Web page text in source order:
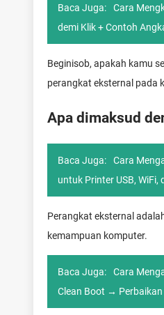
Baca Juga:
Cara
demi Klik + Contoh
Beginisob, apakah kamu
perangkat eksternal pada
Apa dimaksud
Baca Juga:
Cara
untuk Printer USB,
Perangkat eksternal
kemampuan komputer.
Baca Juga:
Cara
Clean Boot →